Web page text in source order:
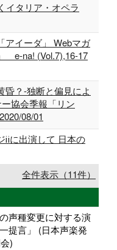
タリア・オペラ
アイーダ」 Webマガ
e-na! (Vol.7),16-17
昏？-独断と偏見によ
協会季報「リン
08/01
ⅱに出演して 日本の
全件表示（11件）
声種変更に対する演
提言」 (日本声楽発
)